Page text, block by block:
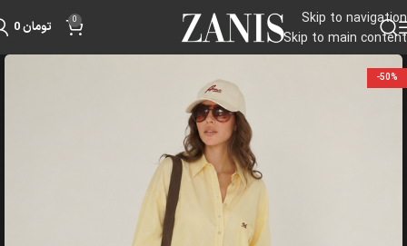
Skip to navigation
Skip to main content
0 تومان
-50%